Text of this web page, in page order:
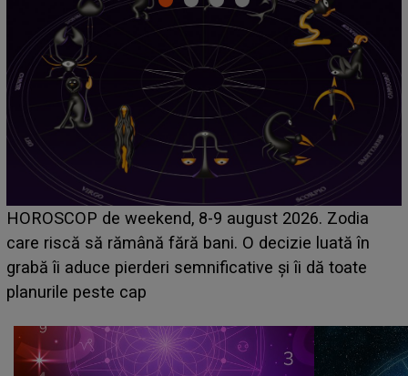
Emanuel a ținut ACEST DETALIU ASCUNS până
acum! În fața Alexandrei, concurentul din Casa Iubirii
face o MĂRTURISIRE NEAȘTEPTATĂ despre mama
sa: "I-am spus și ei în față, eu nu te iubesc pentru